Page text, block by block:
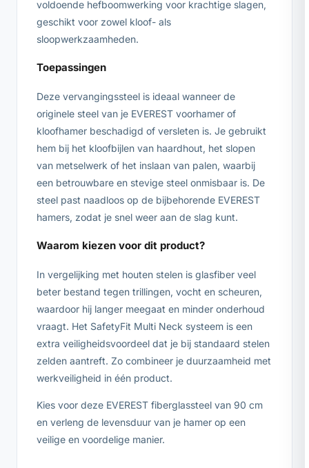
voldoende hefboomwerking voor krachtige slagen,
geschikt voor zowel kloof- als
sloopwerkzaamheden.
Toepassingen
Deze vervangingssteel is ideaal wanneer de
originele steel van je EVEREST voorhamer of
kloofhamer beschadigd of versleten is. Je gebruikt
hem bij het kloofbijlen van haardhout, het slopen
van metselwerk of het inslaan van palen, waarbij
een betrouwbare en stevige steel onmisbaar is. De
steel past naadloos op de bijbehorende EVEREST
hamers, zodat je snel weer aan de slag kunt.
Waarom kiezen voor dit product?
In vergelijking met houten stelen is glasfiber veel
beter bestand tegen trillingen, vocht en scheuren,
waardoor hij langer meegaat en minder onderhoud
vraagt. Het SafetyFit Multi Neck systeem is een
extra veiligheidsvoordeel dat je bij standaard stelen
zelden aantreft. Zo combineer je duurzaamheid met
werkveiligheid in één product.
Kies voor deze EVEREST fiberglassteel van 90 cm
en verleng de levensduur van je hamer op een
veilige en voordelige manier.